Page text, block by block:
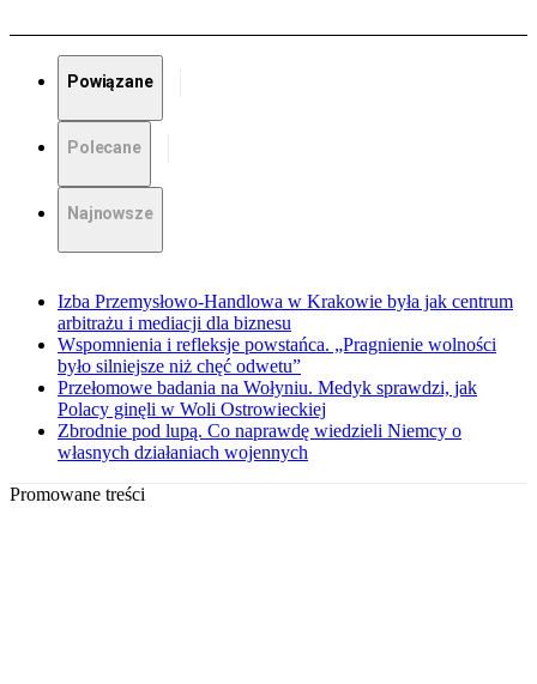
Powiązane
Polecane
Najnowsze
Izba Przemysłowo-Handlowa w Krakowie była jak centrum
arbitrażu i mediacji dla biznesu
Wspomnienia i refleksje powstańca. „Pragnienie wolności
było silniejsze niż chęć odwetu”
Przełomowe badania na Wołyniu. Medyk sprawdzi, jak
Polacy ginęli w Woli Ostrowieckiej
Zbrodnie pod lupą. Co naprawdę wiedzieli Niemcy o
własnych działaniach wojennych
Promowane treści